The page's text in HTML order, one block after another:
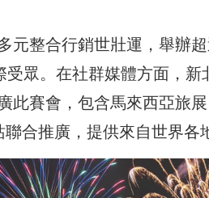
元整合行銷世壯運，舉辦
眾。在社群媒體方面，新
此賽會，包含馬來西亞旅
合推廣，提供來自世界各